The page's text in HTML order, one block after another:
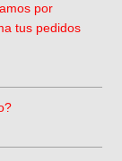
por
tus pedidos